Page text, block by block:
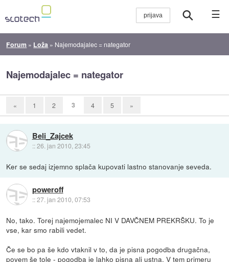
☰
Forum » Loža » Najemodajalec = nategator
Najemodajalec = nategator
« 1 2 3 4 5 »
Beli_Zajcek
::26. jan 2010, 23:45
Ker se sedaj izjemno splača kupovati lastno stanovanje seveda.
poweroff
::27. jan 2010, 07:53
No, tako. Torej najemojemalec NI V DAVČNEM PREKRŠKU. To je
vse, kar smo rabili vedet.
Če se bo pa še kdo vtaknil v to, da je pisna pogodba drugačna,
povem še tole - pogodba je lahko pisna ali ustna. V tem primeru